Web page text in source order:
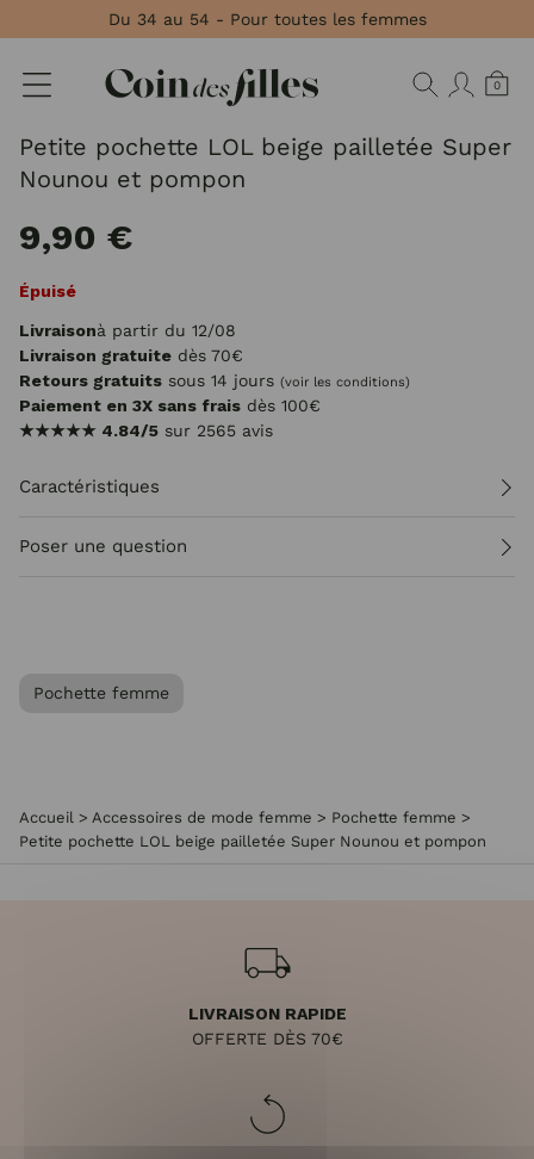
Du 34 au 54 - Pour toutes les femmes
0
Petite pochette LOL beige pailletée Super
Nounou et pompon
9,90 €
Épuisé
Livraisonà partir du 12/08
Livraison gratuite dès 70€
Retours gratuits sous 14 jours (voir les conditions)
Paiement en 3X sans frais dès 100€
★★★★★ 4.84/5 sur 2565 avis
Caractéristiques
Poser une question
Pochette femme
Accueil > Accessoires de mode femme > Pochette femme >
Petite pochette LOL beige pailletée Super Nounou et pompon
LIVRAISON RAPIDE
OFFERTE DÈS 70€
Panneau de gestion des cookies